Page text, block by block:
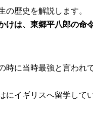
歴史を解説します。
けは、東郷平八郎の命
時に当時最強と言わ
イギリスへ留学して